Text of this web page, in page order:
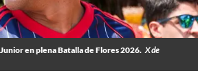
en plena Batalla de Flores 2026. X de